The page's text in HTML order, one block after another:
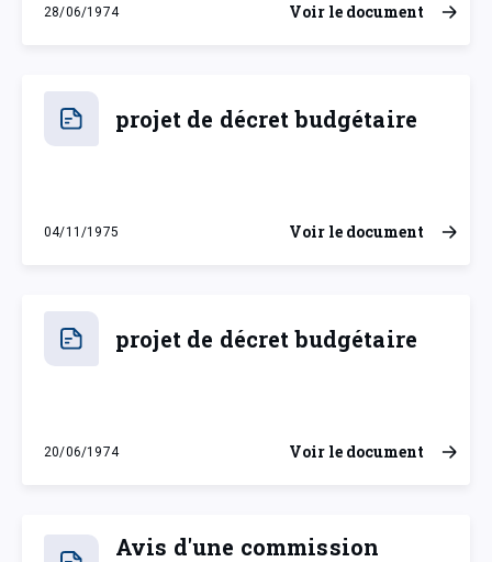
28/06/1974
vendredi 28 juin 1974
Voir le document
projet de décret budgétaire
04/11/1975
mardi 4 novembre 1975
Voir le document
projet de décret budgétaire
20/06/1974
jeudi 20 juin 1974
Voir le document
Avis d'une commission